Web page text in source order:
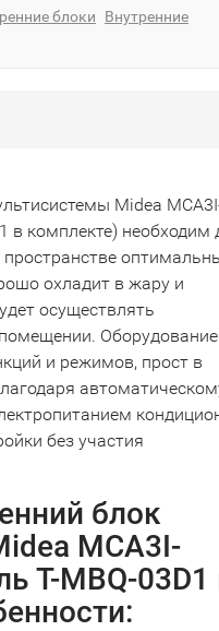
блоки
Внутренние
Midea
в комплекте) необходим
охладит в жару и
осуществлять
Оборудование
и режимов, прост в
без участия
блок
MCA3I-
T-MBQ-03D1